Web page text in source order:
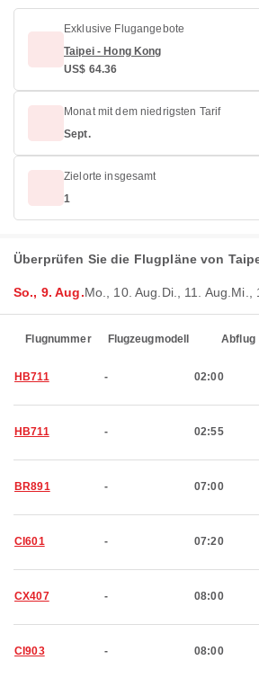
Exklusive Flugangebote
Taipei - Hong Kong
US$ 64.36
Monat mit dem niedrigsten Tarif
Sept.
Zielorte insgesamt
1
Überprüfen Sie die Flugpläne von
So., 9. Aug.Mo., 10. Aug. Di., 11. Aug. Mi.,
Flugnummer Flugzeugmodell Abflug
HB711 - 02:00
HB711 - 02:55
BR891 - 07:00
CI601 - 07:20
CX407 - 08:00
CI903 - 08:00